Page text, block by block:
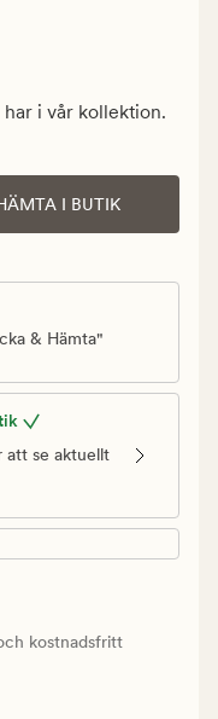
i vår kollektion.
I BUTIK
& Hämta"
att se aktuellt
kostnadsfritt